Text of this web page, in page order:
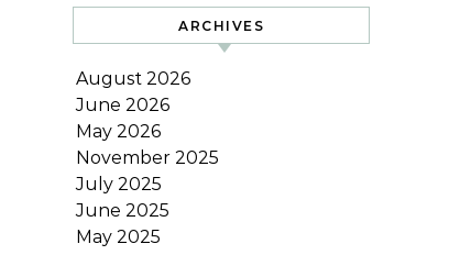
ARCHIVES
August 2026
June 2026
May 2026
November 2025
July 2025
June 2025
May 2025